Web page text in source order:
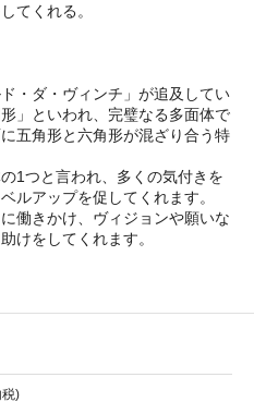
てくれる。
・ダ・ヴィンチ」が追及してい
」といわれ、完璧なる多面体で
五角形と六角形が混ざり合う特
1つと言われ、多くの気付きを
ルアップを促してくれます。
働きかけ、ヴィジョンや願いな
けをしてくれます。
)